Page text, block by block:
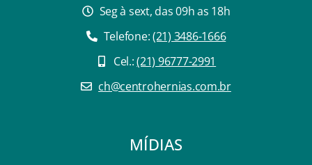
Seg à sext, das 09h as 18h
Telefone:(21) 3486-1666
Cel.:(21) 96777-2991
ch@centrohernias.com.br
MÍDIAS